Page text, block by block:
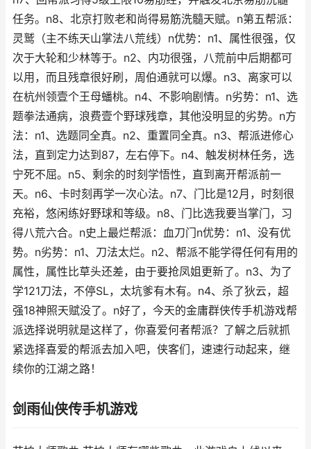
任务。n8、北京打败老和尚得易筋洗髓天赋。n第五帮派：
灵鹫（主不练天山掌法八荒线）n优势：n1、属性很强，仅
次于大轮和少林等于。n2、内功很强，八荒前中后期都可
以用，而且残章很好刷，周伯通就可以爆。n3、离家可以
在杭州领壹个王母蟠桃。n4、不影响剧情。n劣势：n1、选
题拳法通病，浪费壹个野球残章，其他没明显的劣势。n方
法：n1、选题同全真。n2、重置同全真。n3、帮派进修心
法，直到定力达到87，左右停下。n4、触发树林任务，选
宁死不屈。n5、剩余的时刻学悟性，直到离开帮派前一
天。n6、卡时刻再学一次心法。n7、门比是12月，时刻很
充裕，悠闲练好野球和等级。n8、门比选我要当掌门，习
得八荒六合。n史上最烂帮派：血刀门n优势：n1、没有优
势。n劣势：n1、刀法太烂。n2、帮派不能学得任何有用的
属性，属性比草头还差，由于要抢凤姐更新了。n3、为了
学121刀法，不停SL，太坑爹有木有。n4、杀了狄云，超
强18神照天赋没了。n好了，今天的金庸群侠传手机游戏帮
派选择说明就是这样了，你喜爱何者帮派？了解之后就抓
紧选择喜爱的帮派去加入吧，侠客们，速速行动起来，继
续你的江湖之路！
剑雨仙侠传手机游戏